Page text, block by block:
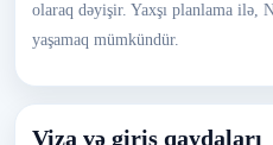
olaraq dəyişir. Yaxşı planlama ilə,
yaşamaq mümkündür.
Viza və giriş qaydaları